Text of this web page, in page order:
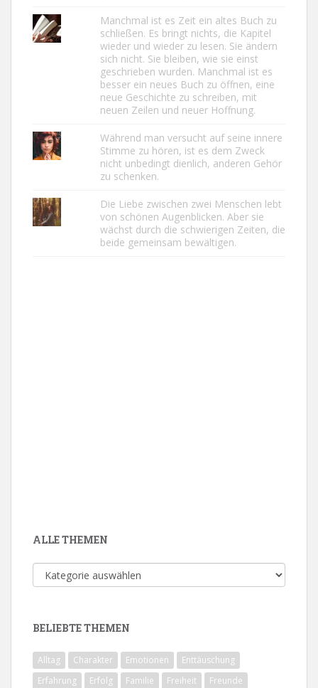
Manchmal ist es Zeit ein altes Buch zu
schließen. Es bringt nichts, die Kapitel
wieder und wieder zu lesen. Sie ändern
sich nicht. Sie bleiben, wie sie einst
geschrieben wurden. Manchmal ist es
besser ein neues Buch zu öffnen, eine
neue Geschichte zu schreiben, mit
neuen Zeilen und neuer Hoffnung.
Während man versucht auf seine innere
Stimme zu hören, ist es dem Zweck
nicht unbedingt dienlich, anderen Gehör
zu schenken.
Die Liebe zwischen zwei Menschen lebt
von schönen Augenblicken. Aber sie
wächst durch die schwierigen Zeiten, die
beide gemeinsam bewältigen.
ALLE THEMEN
Alle
Themen
BELIEBTE THEMEN
Alltag Charakter Emotionen
Enttäuschung
Erfahrung
Erfolg Familie Freiheit
Freunde